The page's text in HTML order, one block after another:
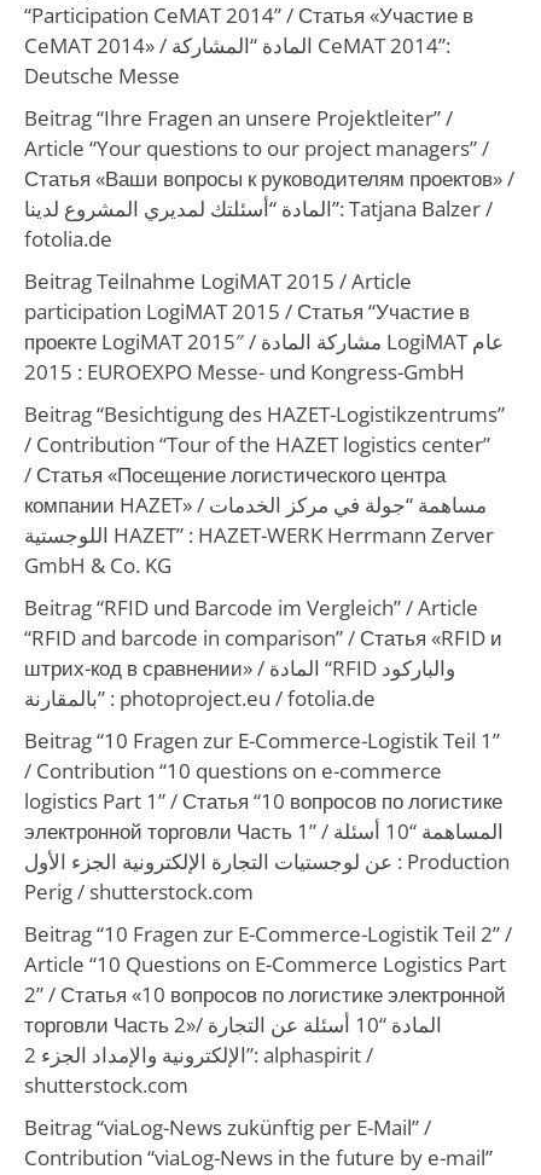
“Participation CeMAT 2014”/ Статья «Участие в
CeMAT 2014»/ المادة “المشاركة CeMAT 2014”:
Deutsche Messe
Beitrag “Ihre Fragen an unsere Projektleiter” /
Article “Your questions to our project managers” /
Статья «Ваши вопросы к руководителям проектов» /
المادة “أسئلتك لمديري المشروع لدينا”:Tatjana Balzer /
fotolia.de
Beitrag Teilnahme LogiMAT 2015 /Article
participation LogiMAT 2015 / Статья “Участие в
проекте LogiMAT 2015″/ مشاركة المادة LogiMAT عام
2015 : EUROEXPO Messe- und Kongress-GmbH
Beitrag “Besichtigung des HAZET-Logistikzentrums”
/ Contribution “Tour of the HAZET logistics center”
/ Статья «Посещение логистического центра
компании HAZET»/ مساهمة “جولة في مركز الخدمات
اللوجستية HAZET” : HAZET-WERK Herrmann Zerver
GmbH & Co. KG
Beitrag “RFID und Barcode im Vergleich” /Article
“RFID and barcode in comparison” / Статья «RFID и
штрих-код в сравнении»/ المادة “RFID والباركود
بالمقارنة” : photoproject.eu / fotolia.de
Beitrag “10 Fragen zur E-Commerce-Logistik Teil 1”
/ Contribution “10 questions on e-commerce
logistics Part 1”/ Статья “10 вопросов по логистике
электронной торговли Часть 1”/ المساهمة “10 أسئلة
عن لوجستيات التجارة الإلكترونية الجزء الأول : Production
Perig / shutterstock.com
Beitrag “10 Fragen zur E-Commerce-Logistik Teil 2” /
Article “10 Questions on E-Commerce Logistics Part
2”/ Статья «10 вопросов по логистике электронной
торговли Часть 2»/ المادة “10 أسئلة عن التجارة
الإلكترونية والإمداد الجزء 2”: alphaspirit /
shutterstock.com
Beitrag “viaLog-News zukünftig per E-Mail” /
Contribution “viaLog-News in the future by e-mail”